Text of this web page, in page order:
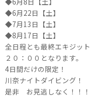
◆6月22日【土】
◆7月13日【土】
◆8月17日【土】
全日程とも最終エキジッ
２０：００となります。
4日間だけの限定！
川奈ナイトダイビング！
是非 お見逃しなく！！！